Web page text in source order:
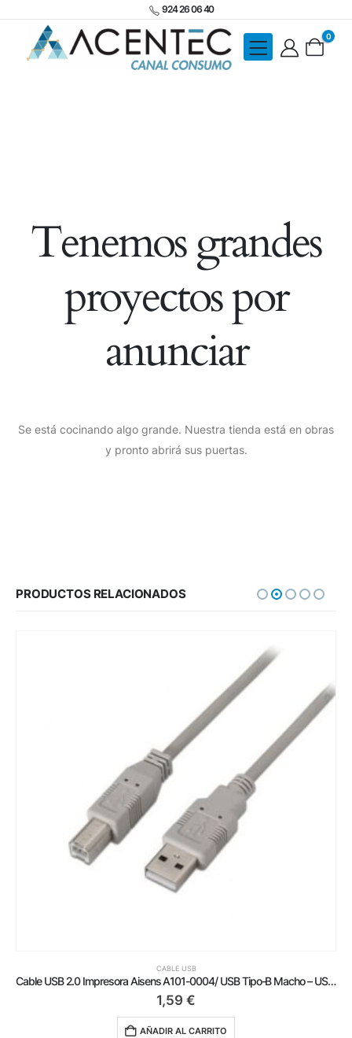
924 26 06 40
0
Tenemos grandes
proyectos por
anunciar
Se está cocinando algo grande. Nuestra tienda está en obras
y pronto abrirá sus puertas.
PRODUCTOS RELACIONADOS
CABLE USB
Cable USB 2.0 Impresora Aisens A101-0004/ USB Tipo-B Macho – USB Macho/ Hasta 2.5W/ 60Mbps/ 4.5m/ Beige
1,59 €
AÑADIR AL CARRITO